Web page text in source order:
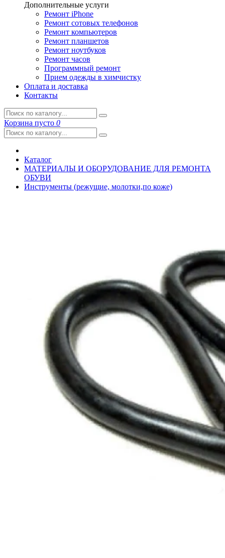
Дополнительные услуги
Ремонт iPhone
Ремонт сотовых телефонов
Ремонт компьютеров
Ремонт планшетов
Ремонт ноутбуков
Ремонт часов
Программный ремонт
Прием одежды в химчистку
Оплата и доставка
Контакты
Корзина пусто 0
Каталог
МАТЕРИАЛЫ И ОБОРУДОВАНИЕ ДЛЯ РЕМОНТА
ОБУВИ
Инструменты (режущие, молотки,по коже)